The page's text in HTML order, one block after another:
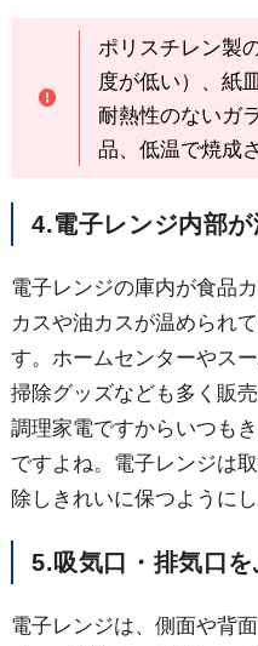
ポリスチレン製
度が低い）、紙
耐熱性のないガ
品、低温で焼成
4.電子レンジ内部
電子レンジの庫内が食品
カスや油カスが温められ
す。ホームセンターやス
掃除グッズなども多く販
調理家電ですからいつも
ですよね。電子レンジは
除しきれいに保つようにし
5.吸気口・排気口
電子レンジは、側面や背